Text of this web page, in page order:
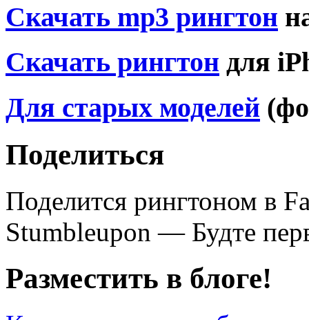
Скачать mp3 рингтон
Скачать рингтон для
Для старых моделей
Поделиться
Поделится рингтоном в
Stumbleupon — Будте
Разместить в блоге!